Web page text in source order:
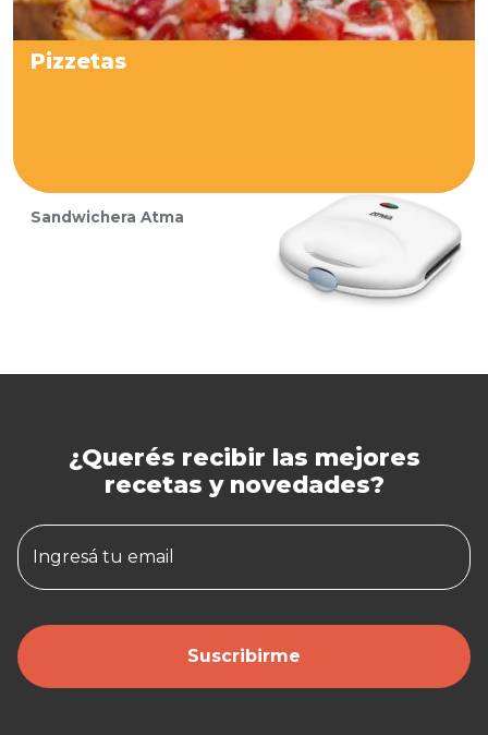
Pizzetas
Sandwichera Atma
¿Querés recibir las mejores
recetas y novedades?
Ingresá tu email
Suscribirme